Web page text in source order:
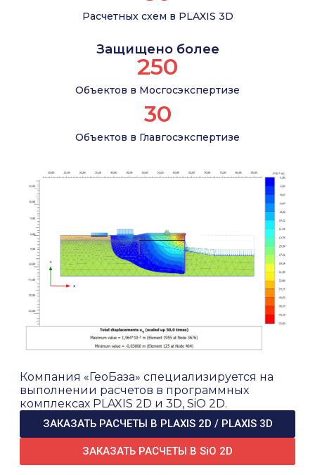
Расчетных схем в PLAXIS 3D
Защищено более
Объектов в Мосгосэкспертизе
250
Объектов в Главгосэкспертизе
30
Компания «ГеоБаза» специализируется на
выполнении расчетов в программных
комплексах PLAXIS 2D и 3D, SiO 2D.
ЗАКАЗАТЬ РАСЧЕТЫ В PLAXIS 2D / PLAXIS 3D
ЗАКАЗАТЬ РАСЧЕТЫ В SiO 2D